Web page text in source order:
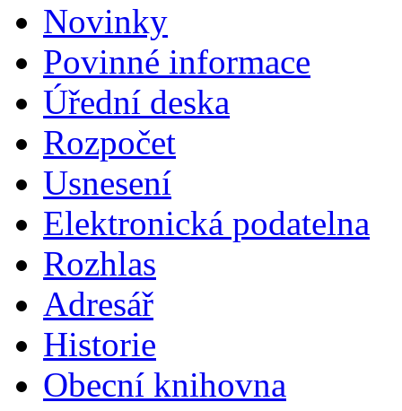
Novinky
Povinné informace
Úřední deska
Rozpočet
Usnesení
Elektronická podatelna
Rozhlas
Adresář
Historie
Obecní knihovna